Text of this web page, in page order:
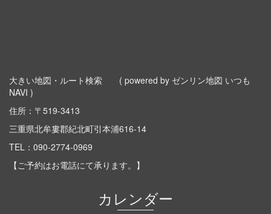
大きい地図・ルート検索
( powered by ゼンリン地図 いつも
NAVI )
住所：〒519-3413
三重県北牟婁郡紀北町引本浦616-14
TEL： 090-2774-0969
【ご予約はお電話にて承ります。】
カレンダー